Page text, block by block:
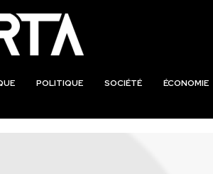
POLITIQUE SOCIÉTÉ ÉCONOMIE